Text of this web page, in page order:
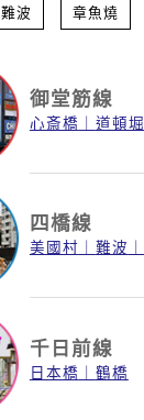
難波 章魚燒
御堂筋線
心斎橋 道頓堀
四橋線
美國村 難波
千日前線
日本橋 鶴橋